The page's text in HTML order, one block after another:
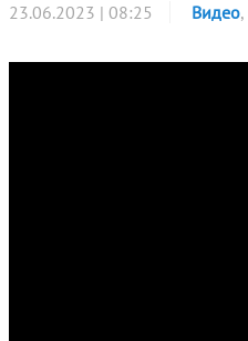
23.06.2023 | 08:25 Видео,